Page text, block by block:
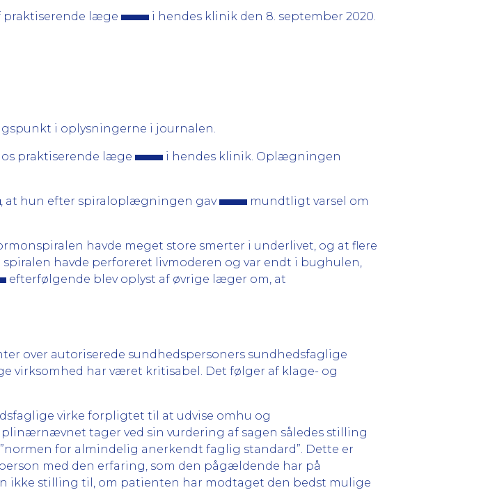
læge i hendes klinik den 8. september 2020.
i oplysningerne i journalen.
praktiserende læge
i hendes klinik. Oplægningen
, at hun efter spiraloplægningen gav
mundtligt varsel om
havde meget store smerter i underlivet, og at flere
havde perforeret livmoderen og var endt i bughulen,
efterfølgende blev oplyst af øvrige læger om, at
over autoriserede sundhedspersoners sundhedsfaglige
virksomhed har været kritisabel. Det følger af klage- og
virke forpligtet til at udvise omhu og
tager ved sin vurdering af sagen således stilling
for almindelig anerkendt faglig standard”. Dette er
med den erfaring, som den pågældende har på
stilling til, om patienten har modtaget den bedst mulige